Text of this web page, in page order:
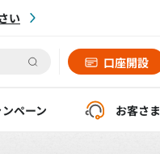
い
口座開設
ペーン お客さま